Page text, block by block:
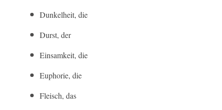
Dunkelheit, die
Durst, der
Einsamkeit, die
Euphorie, die
Fleisch, das